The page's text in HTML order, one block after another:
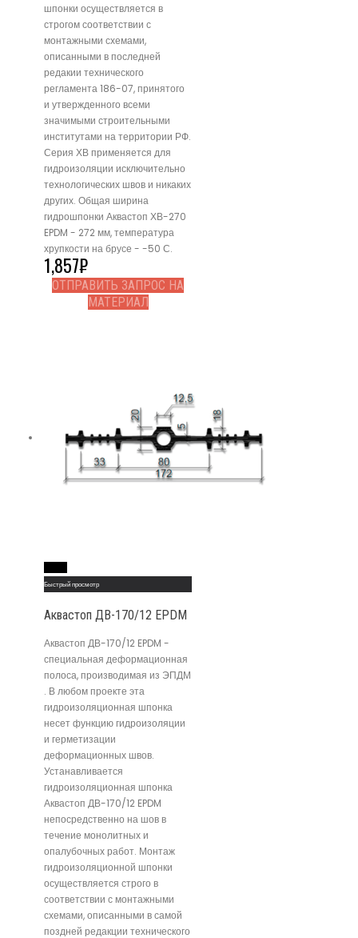
шпонки осуществляется в
строгом соответствии с
монтажными схемами,
описанными в последней
редакии технического
регламента 186-07, принятого
и утвержденного всеми
значимыми строительными
институтами на территории РФ.
Серия ХВ применяется для
гидроизоляции исключительно
технологических швов и никаких
других. Общая ширина
гидрошпонки Аквастоп ХВ-270
EPDM - 272 мм, температура
хрупкости на брусе - -50 С.
1,857₽
ОТПРАВИТЬ ЗАПРОС НА
МАТЕРИАЛ
Быстрый просмотр
Аквастоп ДВ-170/12 EPDM
Аквастоп ДВ-170/12 EPDM -
специальная деформационная
полоса, производимая из ЭПДМ
. В любом проекте эта
гидроизоляционная шпонка
несет функцию гидроизоляции
и герметизации
деформационных швов.
Устанавливается
гидроизоляционная шпонка
Аквастоп ДВ-170/12 EPDM
непосредственно на шов в
течение монолитных и
опалубочных работ. Монтаж
гидроизоляционной шпонки
осуществляется строго в
соответствии с монтажными
схемами, описанными в самой
поздней редакции технического